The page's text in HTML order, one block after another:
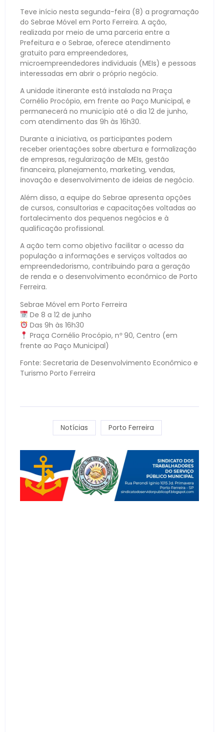
Teve início nesta segunda-feira (8) a programação
do Sebrae Móvel em Porto Ferreira. A ação,
realizada por meio de uma parceria entre a
Prefeitura e o Sebrae, oferece atendimento
gratuito para empreendedores,
microempreendedores individuais (MEIs) e pessoas
interessadas em abrir o próprio negócio.
A unidade itinerante está instalada na Praça
Cornélio Procópio, em frente ao Paço Municipal, e
permanecerá no município até o dia 12 de junho,
com atendimento das 9h às 16h30.
Durante a iniciativa, os participantes podem
receber orientações sobre abertura e formalização
de empresas, regularização de MEIs, gestão
financeira, planejamento, marketing, vendas,
inovação e desenvolvimento de ideias de negócio.
Além disso, a equipe do Sebrae apresenta opções
de cursos, consultorias e capacitações voltadas ao
fortalecimento dos pequenos negócios e à
qualificação profissional.
A ação tem como objetivo facilitar o acesso da
população a informações e serviços voltados ao
empreendedorismo, contribuindo para a geração
de renda e o desenvolvimento econômico de Porto
Ferreira.
Sebrae Móvel em Porto Ferreira
De 8 a 12 de junho
Das 9h às 16h30
Praça Cornélio Procópio, nº 90, Centro (em
frente ao Paço Municipal)
Fonte: Secretaria de Desenvolvimento Econômico e
Turismo Porto Ferreira
Notícias Porto Ferreira